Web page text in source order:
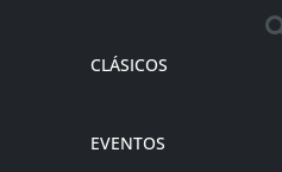
CLÁSICOS
EVENTOS